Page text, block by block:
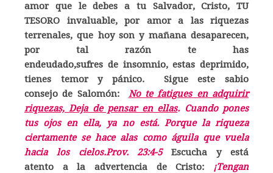
amor que le debes a tu Salvador, Cristo, TU
TESORO invaluable, por amor a las riquezas
terrenales, que hoy son y mañana desaparecen,
por tal razón te has
endeudado,sufres de insomnio, estas deprimido,
tienes temor y pánico. Sigue este sabio
consejo de Salomón:
No te fatigues en adquirir
riquezas, Deja de pensar en ellas. Cuando pones
tus ojos en ella, ya no está. Porque la riqueza
ciertamente se hace alas como águila que vuela
hacia los cielos.Prov. 23:4-5Escucha y está
atento a la advertencia de Cristo: ¡Tengan